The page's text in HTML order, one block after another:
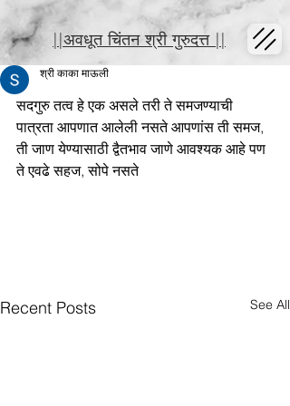
||अवधूत चिंतन श्री गुरुदत्त ||
श्री काका माऊली
सदगुरु तत्व हे एक असले तरी ते समजण्याची
पात्रता आपणात आलेली नसते आपणांस ती समज,
ती जाण येण्यासाठी द्वैतभाव जाणे आवश्यक आहे पण
ते एवढे सहज, सोपे नसते
Recent Posts See All